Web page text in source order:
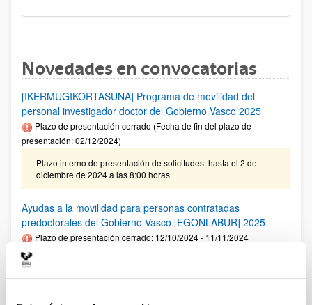
Novedades en convocatorias
[IKERMUGIKORTASUNA] Programa de movilidad del
personal investigador doctor del Gobierno Vasco 2025
Plazo de presentación cerrado (Fecha de fin del plazo de
presentación: 02/12/2024)
Plazo interno de presentación de solicitudes: hasta el 2 de
diciembre de 2024 a las 8:00 horas
Ayudas a la movilidad para personas contratadas
predoctorales del Gobierno Vasco [EGONLABUR] 2025
Plazo de presentación cerrado: 12/10/2024 - 11/11/2024